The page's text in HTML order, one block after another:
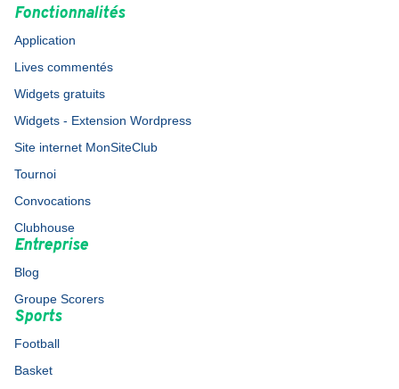
Fonctionnalités
Application
Lives commentés
Widgets gratuits
Widgets - Extension Wordpress
Site internet MonSiteClub
Tournoi
Convocations
Clubhouse
Entreprise
Blog
Groupe Scorers
Sports
Football
Basket